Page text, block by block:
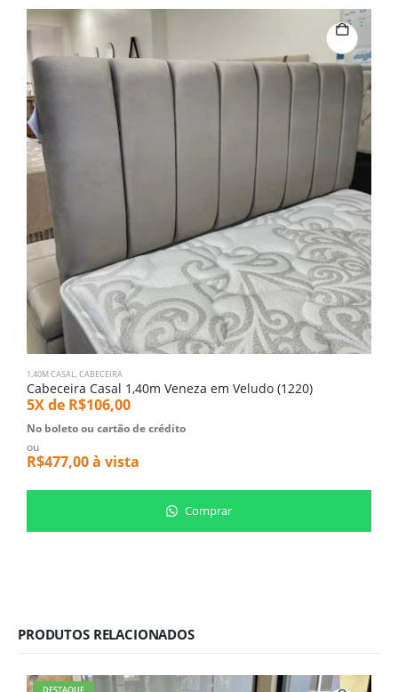
1,40M CASAL,CABECEIRA
Cabeceira Casal 1,40m Veneza em Veludo (1220)
5X de R$106,00
No boleto ou cartão de crédito
ou
R$477,00à vista
Comprar
PRODUTOS RELACIONADOS